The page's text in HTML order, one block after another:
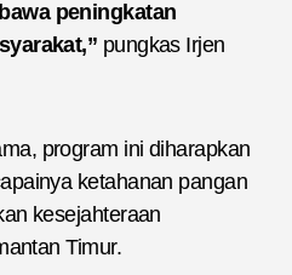
peningkatan
pungkas Irjen
program ini diharapkan
ketahanan pangan
kesejahteraan
Timur.